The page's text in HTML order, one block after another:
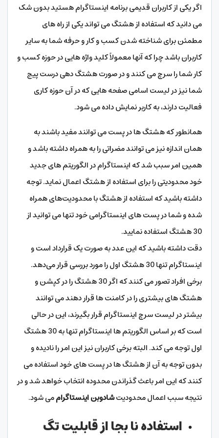
اگر یکی از کاربران قدیمی برنامه اینستاگرام هستید بدون شک
می دانید که استفاده از هشتگ می تواند یکی از راه های
مطمئن برای شناخته شدن کسب و کار و حرفه شما به سایر
کاربران باشد چرا که آنها معمولاً کلید واژه هایی در حوزه کسب و
کار شما را سرچ می کنند و در صورت هشتگ دهی درست پیج
شما نیز در لیست اسامی صفحه هایی که در آن حوزه کاری
فعالیت دارند، به کاربر نمایش داده می شود.
همانطور که هشتگ ها در پست می توانند مفید باشند به
همان اندازه نیز می‌ توانند مضراتی را به همراه داشته باشد و
همین امر سبب شد که اینستاگرام در الگوریتم های جدید
خود محدودیتی را برای استفاده از هشتگ اعمال نماید. توجه
داشته باشید که استفاده از هشتگ با محدودیت‌های همراه
شده و شما در پست های اینستاگرامی خود تنها می توانید از
30 هشتگ استفاده نمایید.
دقت داشته باشید که این عدد به صورت یک قرارداد است و
اینستاگرام تنها 30 هشتگ اول را مورد بررسی قرار می‌دهد.
برخی افراد تصور می‌ کنند که اگر 30 هشتگ را در کپشن و
هشتگ های بیشتری را در کامنت ها قرار دهند می‌ توانند
بیشتر در لیست سرچ اینستاگرام قرار بگیرند،این در حالی
است که بر اساس الگوریتم ها اینستاگرام تنها به 30 هشتگ
اول توجه می کند. البته برخی کاربران نیز این امر را نادیده و
بدون توجه به آن از هشتگ ها در پست های خود استفاده می
کنند که این امر باعث گذراندن محدوده انتخاب خواهد شد و در
نتیجه سبب اعمال محدودیتشادوبن اینستاگراممی شود.
استفاده نا بجا از قابلیت تگ